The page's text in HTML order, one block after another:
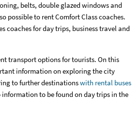
belts, double glazed windows and
possible to rent Comfort Class coaches.
coaches for day trips, business travel and
transport options for tourists. On this
information on exploring the city
to further destinationswith rental buses
information to be found on day trips in the